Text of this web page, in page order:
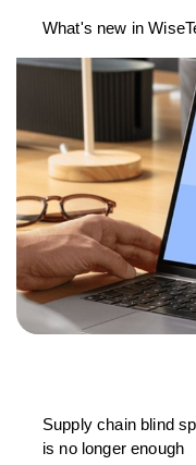
What's new in
Supply chain blind
is no longer enough